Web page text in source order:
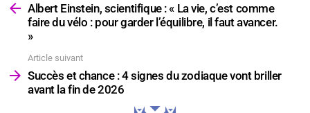
plus
Albert Einstein, scientifique : « La vie, c’est comme
faire du vélo : pour garder l’équilibre, il faut avancer.
»
Article suivant
Succès et chance : 4 signes du zodiaque vont briller
avant la fin de 2026